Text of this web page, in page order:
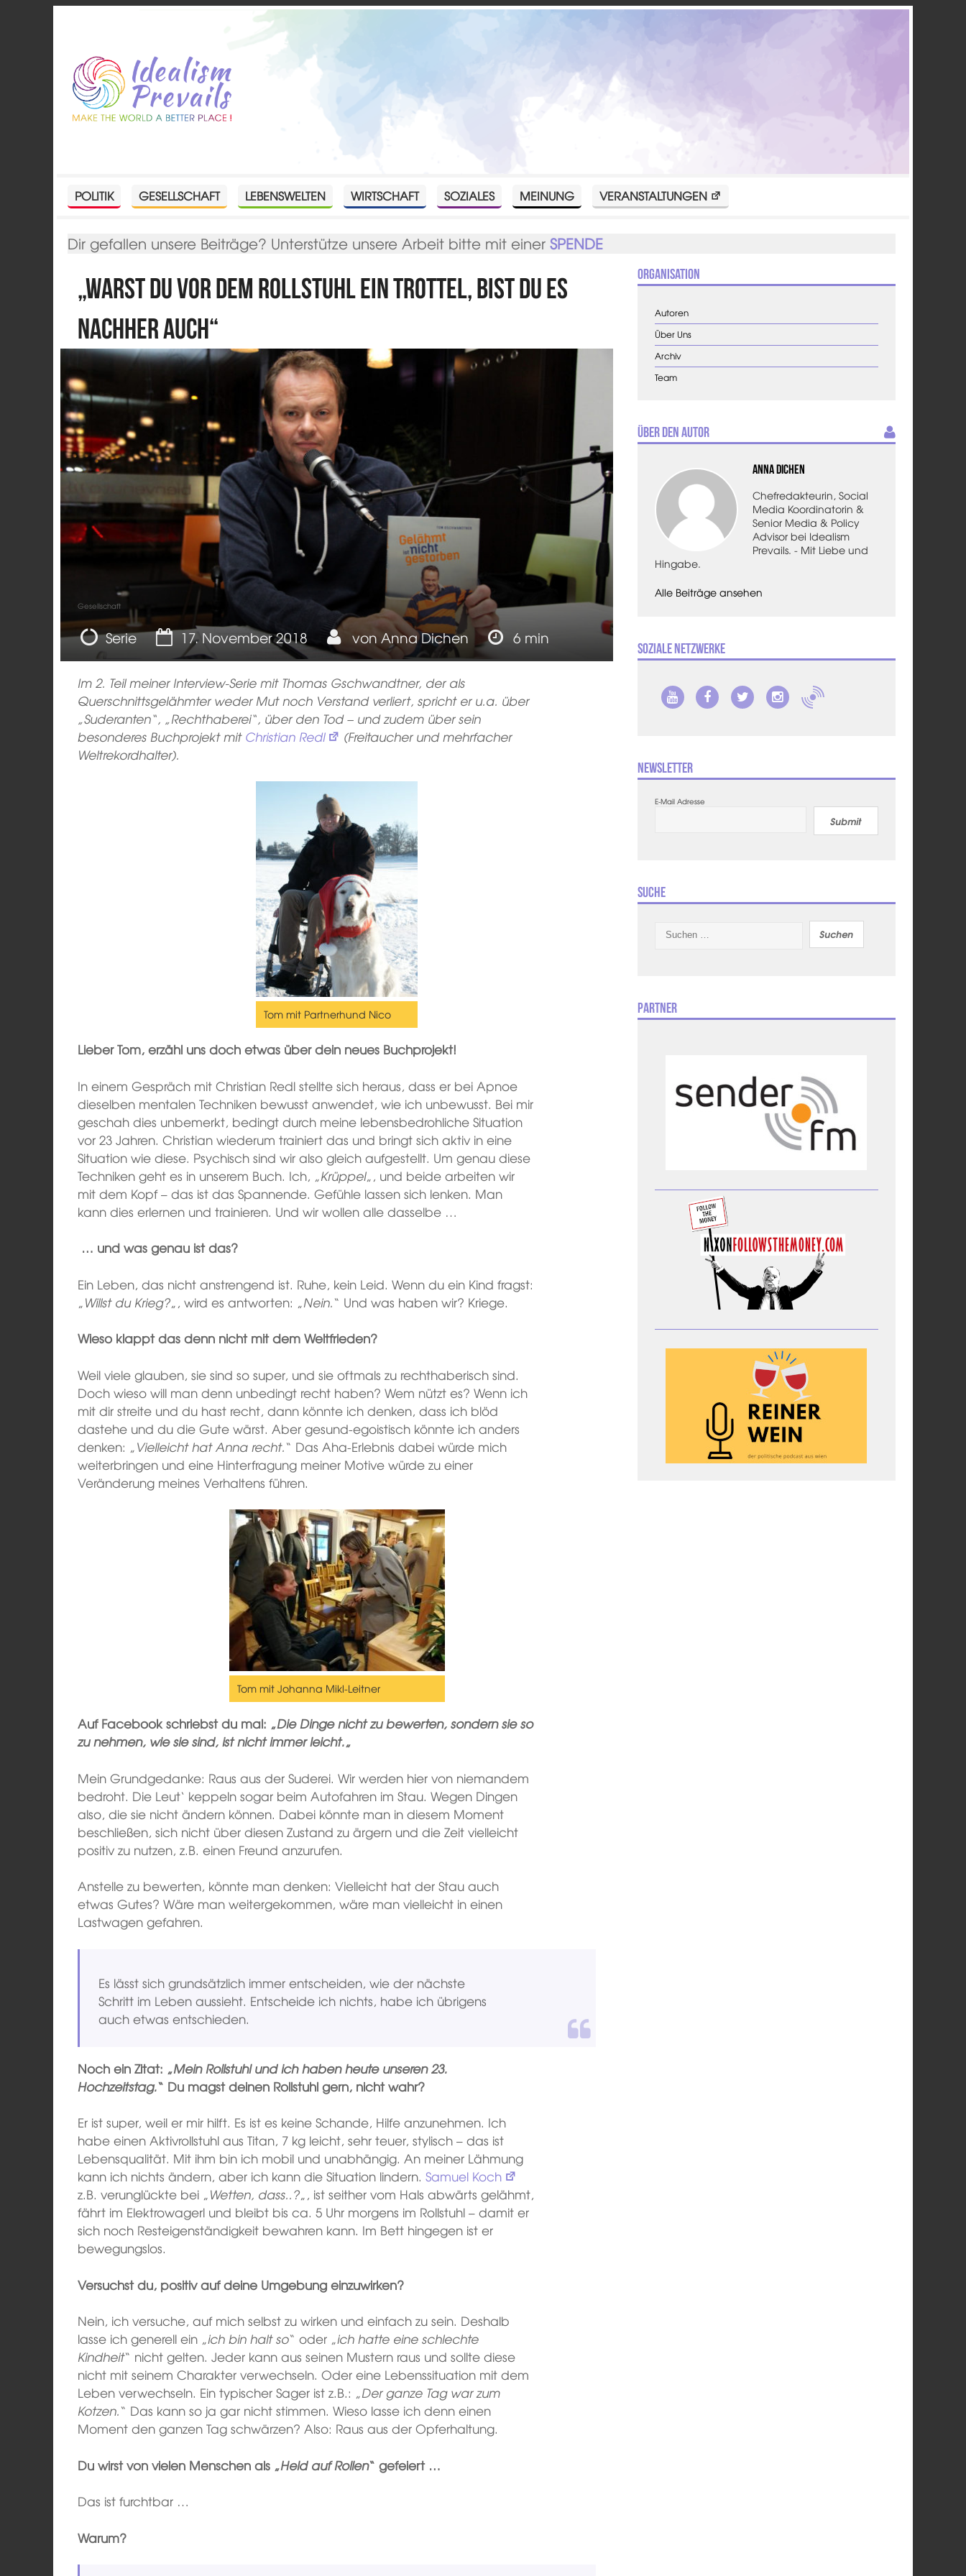
POLITIK GESELLSCHAFT LEBENSWELTEN WIRTSCHAFT SOZIALES MEINUNG VERANSTALTUNGEN
Dir gefallen unsere Beiträge? Unterstütze unsere Arbeit bitte mit einerSPENDE
„Warst du vor dem Rollstuhl ein Trottel, bist du es
nachher auch“
Gesellschaft
Serie 17. November 2018 von Anna Dichen 6 min
Im 2. Teil meiner Interview-Serie mit Thomas Gschwandtner, der als
Querschnittsgelähmter weder Mut noch Verstand verliert, spricht er u.a. über
„Suderanten“, „Rechthaberei“, über den Tod – und zudem über sein
besonderes Buchprojekt mit Christian Redl (Freitaucher und mehrfacher
Weltrekordhalter).
Tom mit Partnerhund Nico
Lieber Tom, erzähl uns doch etwas über dein neues Buchprojekt!
In einem Gespräch mit Christian Redl stellte sich heraus, dass er bei Apnoe
dieselben mentalen Techniken bewusst anwendet, wie ich unbewusst. Bei mir
geschah dies unbemerkt, bedingt durch meine lebensbedrohliche Situation
vor 23 Jahren. Christian wiederum trainiert das und bringt sich aktiv in eine
Situation wie diese. Psychisch sind wir also gleich aufgestellt. Um genau diese
Techniken geht es in unserem Buch. Ich, „Krüppel„, und beide arbeiten wir
mit dem Kopf – das ist das Spannende. Gefühle lassen sich lenken. Man
kann dies erlernen und trainieren. Und wir wollen alle dasselbe …
… und was genau ist das?
Ein Leben, das nicht anstrengend ist. Ruhe, kein Leid. Wenn du ein Kind fragst:
„Willst du Krieg?„, wird es antworten: „Nein.“ Und was haben wir? Kriege.
Wieso klappt das denn nicht mit dem Weltfrieden?
Weil viele glauben, sie sind so super, und sie oftmals zu rechthaberisch sind.
Doch wieso will man denn unbedingt recht haben? Wem nützt es? Wenn ich
mit dir streite und du hast recht, dann könnte ich denken, dass ich blöd
dastehe und du die Gute wärst. Aber gesund-egoistisch könnte ich anders
denken: „Vielleicht hat Anna recht.“ Das Aha-Erlebnis dabei würde mich
weiterbringen und eine Hinterfragung meiner Motive würde zu einer
Veränderung meines Verhaltens führen.
Tom mit Johanna Mikl-Leitner
Auf Facebook schriebst du mal: „Die Dinge nicht zu bewerten, sondern sie so
zu nehmen, wie sie sind, ist nicht immer leicht.„
Mein Grundgedanke: Raus aus der Suderei. Wir werden hier von niemandem
bedroht. Die Leut‘ keppeln sogar beim Autofahren im Stau. Wegen Dingen
also, die sie nicht ändern können. Dabei könnte man in diesem Moment
beschließen, sich nicht über diesen Zustand zu ärgern und die Zeit vielleicht
positiv zu nutzen, z.B. einen Freund anzurufen.
Anstelle zu bewerten, könnte man denken: Vielleicht hat der Stau auch
etwas Gutes? Wäre man weitergekommen, wäre man vielleicht in einen
Lastwagen gefahren.
Es lässt sich grundsätzlich immer entscheiden, wie der nächste
Schritt im Leben aussieht. Entscheide ich nichts, habe ich übrigens
auch etwas entschieden.
Noch ein Zitat: „Mein Rollstuhl und ich haben heute unseren 23.
Hochzeitstag.“ Du magst deinen Rollstuhl gern, nicht wahr?
Er ist super, weil er mir hilft. Es ist es keine Schande, Hilfe anzunehmen. Ich
habe einen Aktivrollstuhl aus Titan, 7 kg leicht, sehr teuer, stylisch – das ist
Lebensqualität. Mit ihm bin ich mobil und unabhängig. An meiner Lähmung
kann ich nichts ändern, aber ich kann die Situation lindern.Samuel Koch
z.B. verunglückte bei „Wetten, dass..?„, ist seither vom Hals abwärts gelähmt,
fährt im Elektrowagerl und bleibt bis ca. 5 Uhr morgens im Rollstuhl – damit er
sich noch Resteigenständigkeit bewahren kann. Im Bett hingegen ist er
bewegungslos.
Versuchst du, positiv auf deine Umgebung einzuwirken?
Nein, ich versuche, auf mich selbst zu wirken und einfach zu sein. Deshalb
lasse ich generell ein „ich bin halt so“ oder „ich hatte eine schlechte
Kindheit“ nicht gelten. Jeder kann aus seinen Mustern raus und sollte diese
nicht mit seinem Charakter verwechseln. Oder eine Lebenssituation mit dem
Leben verwechseln. Ein typischer Sager ist z.B.: „Der ganze Tag war zum
Kotzen.“ Das kann so ja gar nicht stimmen. Wieso lasse ich denn einen
Moment den ganzen Tag schwärzen? Also: Raus aus der Opferhaltung.
Du wirst von vielen Menschen als „Held auf Rollen“ gefeiert …
Das ist furchtbar …
Warum?
Organisation
Autoren
Über Uns
Archiv
Team
Über den Autor
Anna Dichen
Chefredakteurin, Social
Media Koordinatorin &
Senior Media & Policy
Advisor bei Idealism
Prevails. - Mit Liebe und
Hingabe.
Alle Beiträge ansehen
Soziale Netzwerke
Newsletter
E-Mail Adresse
Submit
Suche
nach:
Partner